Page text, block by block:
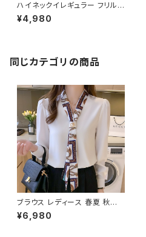
ハイネックイレギュラー フリル
ブラウス C-TAW1008
¥4,980
同じカテゴリの商品
ブラウス レディース 春夏 秋冬
春 夏 秋 冬 白 ボウタイ シスカ
ーフボウタイ ャツ トップス スカ
¥6,980